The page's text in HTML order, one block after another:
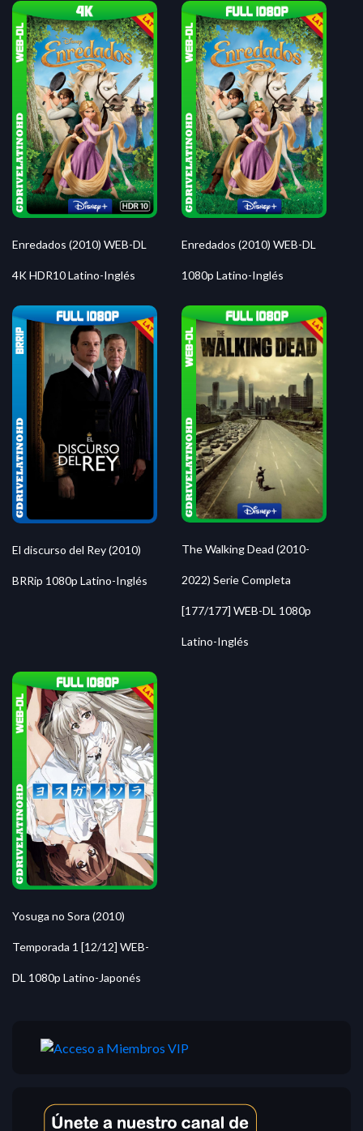
Enredados (2010) WEB-DL
4K HDR10 Latino-Inglés
Enredados (2010) WEB-DL
1080p Latino-Inglés
El discurso del Rey (2010)
BRRip 1080p Latino-Inglés
The Walking Dead (2010-
2022) Serie Completa
[177/177] WEB-DL 1080p
Latino-Inglés
Yosuga no Sora (2010)
Temporada 1 [12/12] WEB-
DL 1080p Latino-Japonés